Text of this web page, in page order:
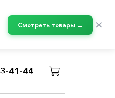
Смотреть товары → ✕
41-44